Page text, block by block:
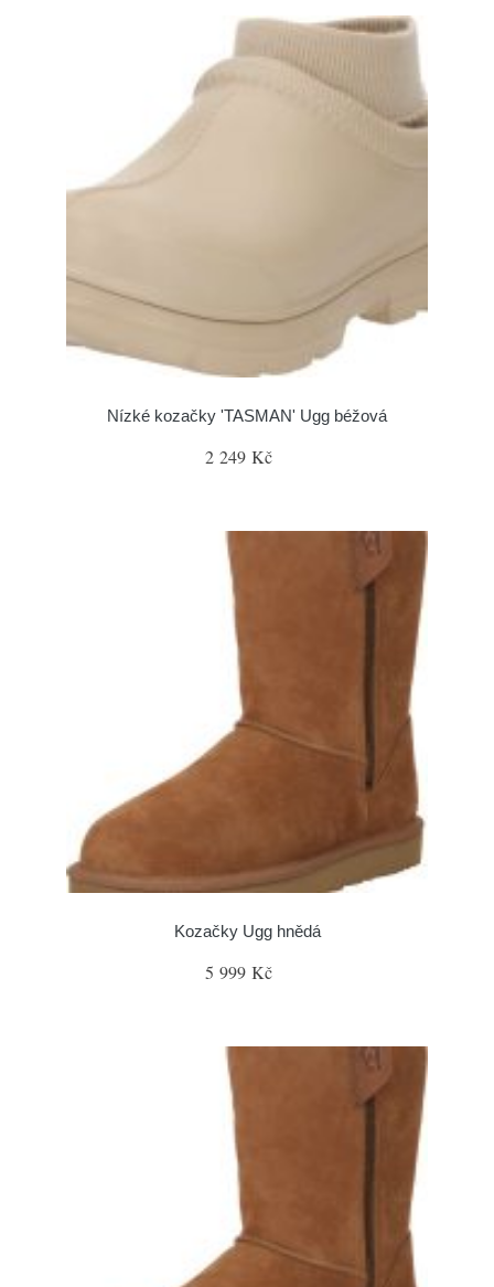
Nízké kozačky 'TASMAN' Ugg béžová
2 249 Kč
Kozačky Ugg hnědá
5 999 Kč